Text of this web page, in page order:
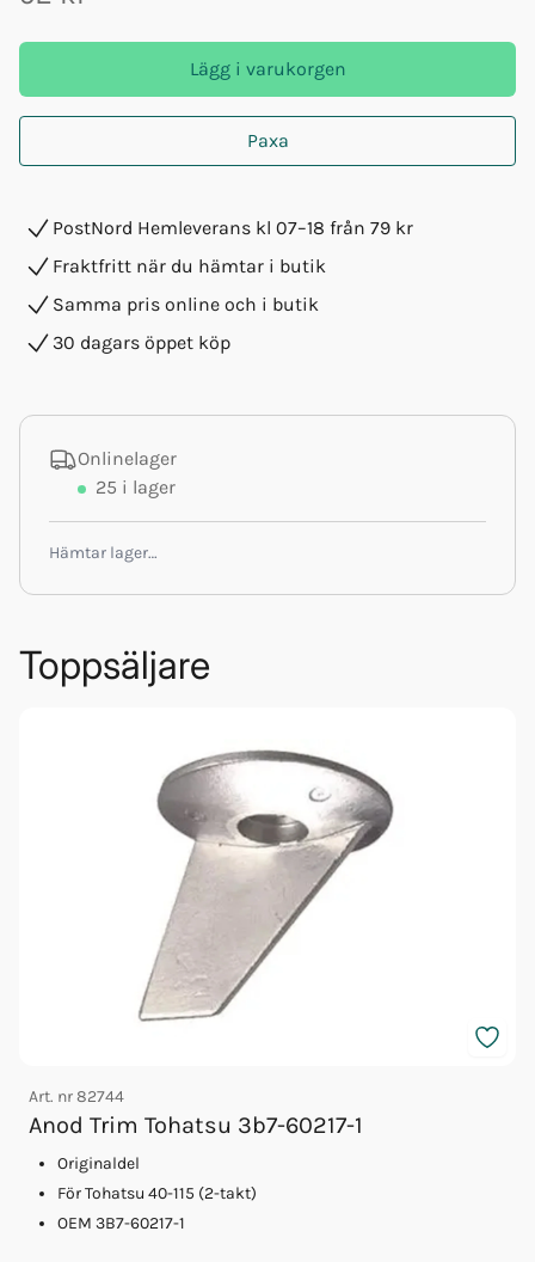
Lägg i varukorgen
Paxa
PostNord Hemleverans kl 07–18 från 79 kr
Fraktfritt när du hämtar i butik
Samma pris online och i butik
30 dagars öppet köp
Onlinelager
25 i lager
Hämtar lager…
Toppsäljare
Art. nr82744
Anod Trim Tohatsu 3b7-60217-1
Originaldel
För Tohatsu 40-115 (2-takt)
OEM 3B7-60217-1